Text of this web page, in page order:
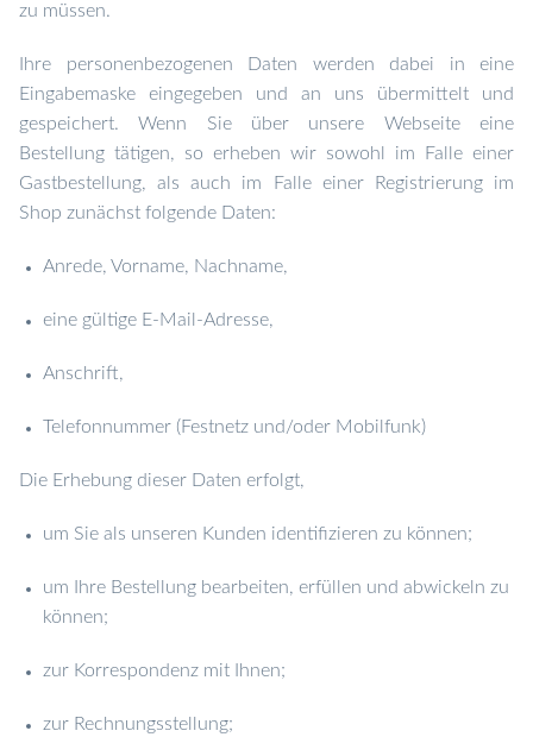
zu müssen.
Ihre personenbezogenen Daten werden dabei in eine
Eingabemaske eingegeben und an uns übermittelt und
gespeichert. Wenn Sie über unsere Webseite eine
Bestellung tätigen, so erheben wir sowohl im Falle einer
Gastbestellung, als auch im Falle einer Registrierung im
Shop zunächst folgende Daten:
Anrede, Vorname, Nachname,
eine gültige E-Mail-Adresse,
Anschrift,
Telefonnummer (Festnetz und/oder Mobilfunk)
Die Erhebung dieser Daten erfolgt,
um Sie als unseren Kunden identifizieren zu können;
um Ihre Bestellung bearbeiten, erfüllen und abwickeln zu
können;
zur Korrespondenz mit Ihnen;
zur Rechnungsstellung;